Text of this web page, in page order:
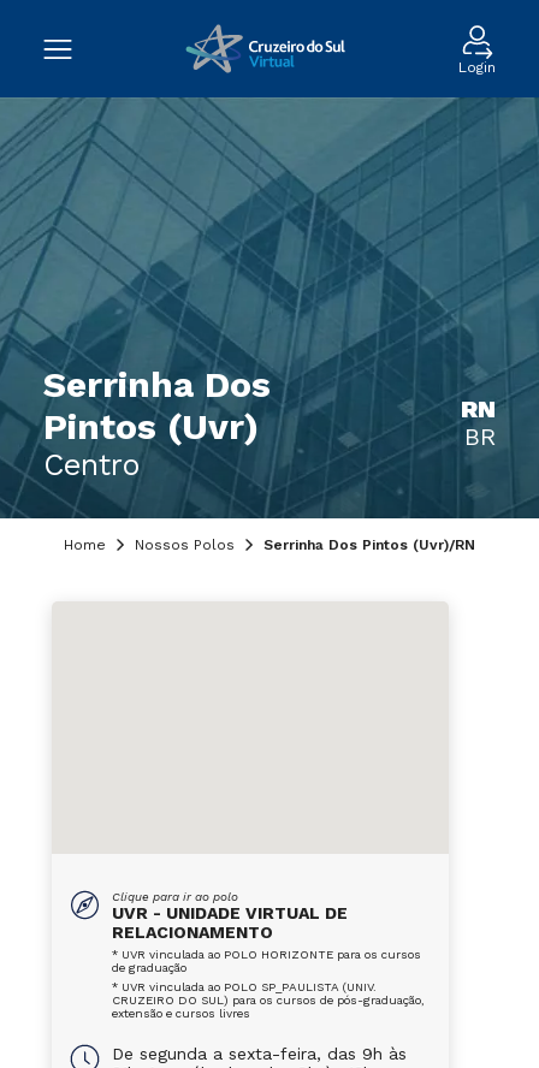
Login
Serrinha Dos
Pintos (Uvr)
Centro
RN
BR
Home Nossos Polos Serrinha Dos Pintos (Uvr)/RN
Clique para ir ao polo
UVR - UNIDADE VIRTUAL DE
RELACIONAMENTO
* UVR vinculada ao POLO HORIZONTE para os cursos
de graduação
* UVR vinculada ao POLO SP_PAULISTA (UNIV.
CRUZEIRO DO SUL) para os cursos de pós-graduação,
extensão e cursos livres
De segunda a sexta-feira, das 9h às